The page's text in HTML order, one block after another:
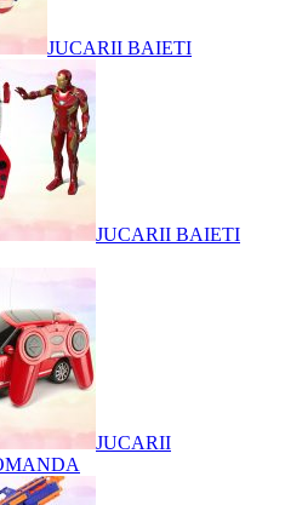
JUCARII BAIETI
JUCARII BAIETI
JUCARII